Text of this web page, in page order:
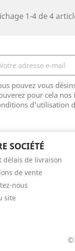
1-4 de 4
pouvez vous
pour cela nos
d'utilisation
SOCIÉTÉ
délais de livraison
de vente
nous
site
©